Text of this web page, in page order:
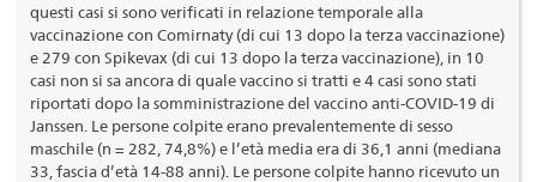
questi casi si sono verificati in relazione temporale alla
vaccinazione con Comirnaty (di cui 13 dopo la terza vaccinazione)
e 279 con Spikevax (di cui 13 dopo la terza vaccinazione), in 10
casi non si sa ancora di quale vaccino si tratti e 4 casi sono stati
riportati dopo la somministrazione del vaccino anti-COVID-19 di
Janssen. Le persone colpite erano prevalentemente di sesso
maschile (n = 282, 74,8%) e l’età media era di 36,1 anni (mediana
33, fascia d’età 14-88 anni). Le persone colpite hanno ricevuto un